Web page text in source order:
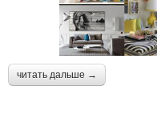
читать дальше →